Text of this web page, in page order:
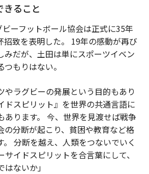
きること
ーフットボール協会は正式に35年
招致を表明した。 19年の感動が再び
みだが、土田は単にスポーツイベン
もりはない。
やラグビーの発展という目的もあり
ドスピリット』を世界の共通言語に
あります。 今、世界を見渡せば戦争
の分断が起こり、貧困や教育など格
分断を越え、人類をつないでいく
イドスピリットを合言葉にして、
ないか」